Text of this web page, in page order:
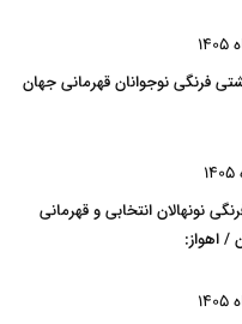
فرنگی نوجوانان قهرمانی جهان
نونهالان انتخابی و قهرمانی
/ اهواز: